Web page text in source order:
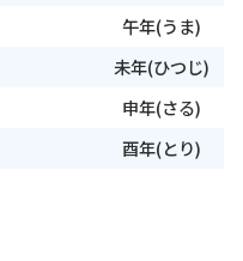
午年(うま)
未年(ひつじ)
申年(さる)
酉年(とり)